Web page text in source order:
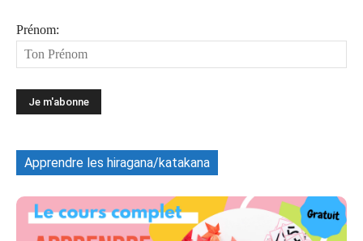
Prénom:
Apprendre les hiragana/katakana